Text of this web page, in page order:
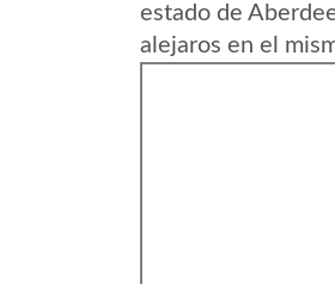
estado de
alejaros en el